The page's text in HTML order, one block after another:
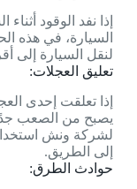
إذا نفد الوقود
السيارة، في هذه
لنقل السيارة إلى
تعليق العجلات:
إذا تعلقت إحدى
يصبح من الصعب
لشركة ونش
إلى الطريق.
حوادث الطرق: